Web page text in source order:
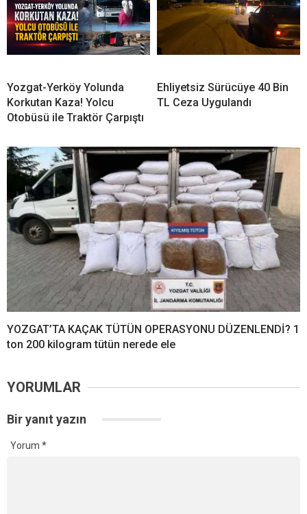
Yozgat-Yerköy Yolunda
Korkutan Kaza! Yolcu
Otobüsü ile Traktör Çarpıştı
Ehliyetsiz Sürücüye 40 Bin
TL Ceza Uygulandı
YOZGAT’TA KAÇAK TÜTÜN OPERASYONU DÜZENLENDİ? 1
ton 200 kilogram tütün nerede ele
YORUMLAR
Bir yanıt yazın
Yorum *